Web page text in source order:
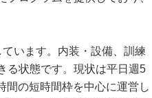
います。内装・設備、訓練
る状態です。現状は平日週5
間の短時間枠を中心に運営し